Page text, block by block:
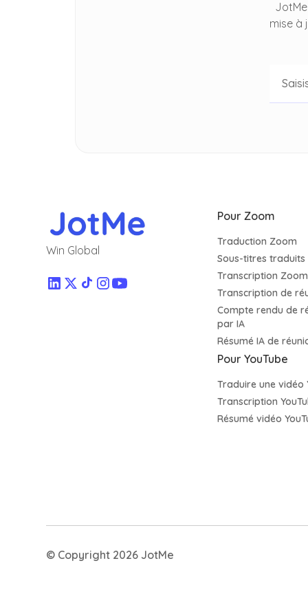
mise à
Win Global
Pour Zoom
Traduction Zoom
Sous-titres traduits
Transcription Zoom
Transcription de
Compte rendu de
par IA
Résumé IA de
Pour YouTube
Traduire une vidéo
Transcription
Résumé vidéo
© Copyright 2026 JotMe